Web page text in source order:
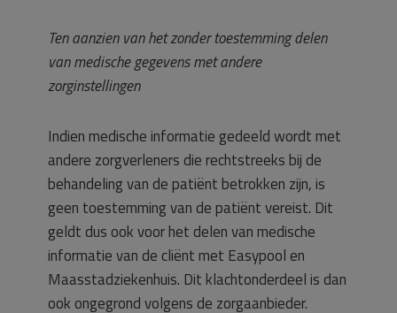
Ten aanzien van het zonder toestemming delen
van medische gegevens met andere
zorginstellingen
Indien medische informatie gedeeld wordt met
andere zorgverleners die rechtstreeks bij de
behandeling van de patiënt betrokken zijn, is
geen toestemming van de patiënt vereist. Dit
geldt dus ook voor het delen van medische
informatie van de cliënt met Easypool en
Maasstadziekenhuis. Dit klachtonderdeel is dan
ook ongegrond volgens de zorgaanbieder.